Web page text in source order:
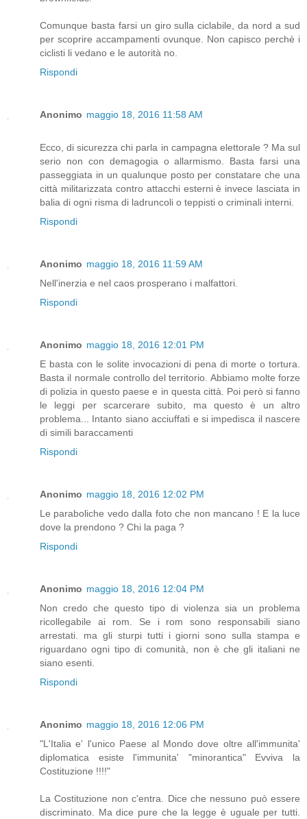
Comunque basta farsi un giro sulla ciclabile, da nord a sud
per scoprire accampamenti ovunque. Non capisco perchè i
ciclisti li vedano e le autorità no.
Rispondi
Anonimo maggio 18, 2016 11:58 AM
Ecco, di sicurezza chi parla in campagna elettorale ? Ma sul
serio non con demagogia o allarmismo. Basta farsi una
passeggiata in un qualunque posto per constatare che una
città militarizzata contro attacchi esterni è invece lasciata in
balia di ogni risma di ladruncoli o teppisti o criminali interni.
Rispondi
Anonimo maggio 18, 2016 11:59 AM
Nell'inerzia e nel caos prosperano i malfattori.
Rispondi
Anonimo maggio 18, 2016 12:01 PM
E basta con le solite invocazioni di pena di morte o tortura.
Basta il normale controllo del territorio. Abbiamo molte forze
di polizia in questo paese e in questa città. Poi però si fanno
le leggi per scarcerare subito, ma questo è un altro
problema... Intanto siano acciuffati e si impedisca il nascere
di simili baraccamenti
Rispondi
Anonimo maggio 18, 2016 12:02 PM
Le paraboliche vedo dalla foto che non mancano ! E la luce
dove la prendono ? Chi la paga ?
Rispondi
Anonimo maggio 18, 2016 12:04 PM
Non credo che questo tipo di violenza sia un problema
ricollegabile ai rom. Se i rom sono responsabili siano
arrestati. ma gli sturpi tutti i giorni sono sulla stampa e
riguardano ogni tipo di comunità, non è che gli italiani ne
siano esenti.
Rispondi
Anonimo maggio 18, 2016 12:06 PM
"L'Italia e' l'unico Paese al Mondo dove oltre all'immunita'
diplomatica esiste l'immunita' "minorantica" Evviva la
Costituzione !!!!"
La Costituzione non c'entra. Dice che nessuno può essere
discriminato. Ma dice pure che la legge è uguale per tutti.